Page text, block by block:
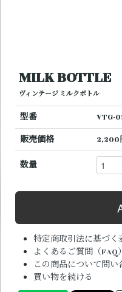
MILK BOTTLE
ヴィンテージ ミルクボトル
型番
VTG-
販売価格
2,200
数量
特定商取引法に基づく
よくあるご質問（FAQ）
この商品について問い
買い物を続ける